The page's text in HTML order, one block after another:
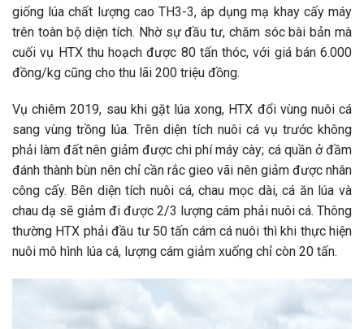
giống lúa chất lượng cao TH3-3, áp dụng mạ khay cấy máy
trên toàn bộ diện tích. Nhờ sự đầu tư, chăm sóc bài bản mà
cuối vụ HTX thu hoạch được 80 tấn thóc, với giá bán 6.000
đồng/kg cũng cho thu lãi 200 triệu đồng.
Vụ chiêm 2019, sau khi gặt lúa xong, HTX đổi vùng nuôi cá
sang vùng trồng lúa. Trên diện tích nuôi cá vụ trước không
phải làm đất nên giảm được chi phí máy cày; cá quần ở đầm
đánh thành bùn nên chỉ cần rắc gieo vãi nên giảm được nhân
công cấy. Bên diện tích nuôi cá, chau mọc dài, cá ăn lúa và
chau dạ sẽ giảm đi được 2/3 lượng cám phải nuôi cá. Thông
thường HTX phải đầu tư 50 tấn cám cá nuôi thì khi thực hiện
nuôi mô hình lúa cá, lượng cám giảm xuống chỉ còn 20 tấn.